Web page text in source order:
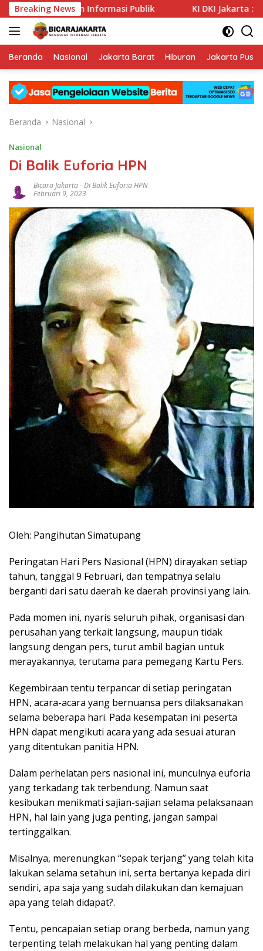
Langsung
ke
konten
Breaking NewsInformasi Publik KI DKI Jakarta : PT JIEP
Beranda Nasional Jakarta Barat Hiburan Jakarta Pusat
Beranda Nasional
Nasional
Di Balik Euforia HPN
Bicara Jakarta-Di Balik Euforia HPN
Februari 9, 2023
Oleh: Pangihutan Simatupang
Peringatan Hari Pers Nasional (HPN) dirayakan setiap
tahun, tanggal 9 Februari, dan tempatnya selalu
berganti dari satu daerah ke daerah provinsi yang lain.
Pada momen ini, nyaris seluruh pihak, organisasi dan
perusahan yang terkait langsung, maupun tidak
langsung dengan pers, turut ambil bagian untuk
merayakannya, terutama para pemegang Kartu Pers.
Kegembiraan tentu terpancar di setiap peringatan
HPN, acara-acara yang bernuansa pers dilaksanakan
selama beberapa hari. Pada kesempatan ini peserta
HPN dapat mengikuti acara yang ada sesuai aturan
yang ditentukan panitia HPN.
Dalam perhelatan pers nasional ini, munculnya euforia
yang terkadang tak terbendung. Namun saat
kesibukan menikmati sajian-sajian selama pelaksanaan
HPN, hal lain yang juga penting, jangan sampai
tertinggalkan.
Misalnya, merenungkan “sepak terjang” yang telah kita
lakukan selama setahun ini, serta bertanya kepada diri
sendiri, apa saja yang sudah dilakukan dan kemajuan
apa yang telah didapat?.
Tentu, pencapaian setiap orang berbeda, namun yang
terpenting telah melakukan hal yang penting dalam